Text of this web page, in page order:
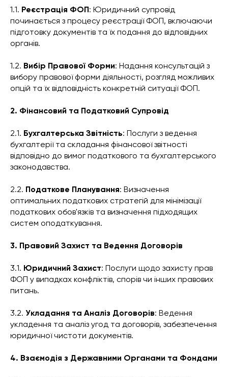
1.1. Реєстрація ФОП: Юридичний супровід
починається з процесу реєстрації ФОП, включаючи
підготовку документів та їх подання до відповідних
органів.
1.2. Вибір Правової Форми: Надання консультацій з
вибору правової форми діяльності, розгляд можливих
опцій та їх відповідність конкретній ситуації ФОП.
2. Фінансовий та Податковий Супровід
2.1. Бухгалтерська Звітність: Послуги з ведення
бухгалтерії та складання фінансової звітності
відповідно до вимог податкового та бухгалтерського
законодавства.
2.2. Податкове Планування: Визначення
оптимальних податкових стратегій для мінімізації
податкових обов'язків та визначення підходящих
систем оподаткування.
3. Правовий Захист та Ведення Договорів
3.1. Юридичний Захист: Послуги щодо захисту прав
ФОП у випадках конфліктів, спорів чи інших правових
питань.
3.2. Укладання та Аналіз Договорів: Ведення
укладення та аналіз угод та договорів, забезпечення
юридичної чистоти документів.
4. Взаємодія з Державними Органами та Фондами